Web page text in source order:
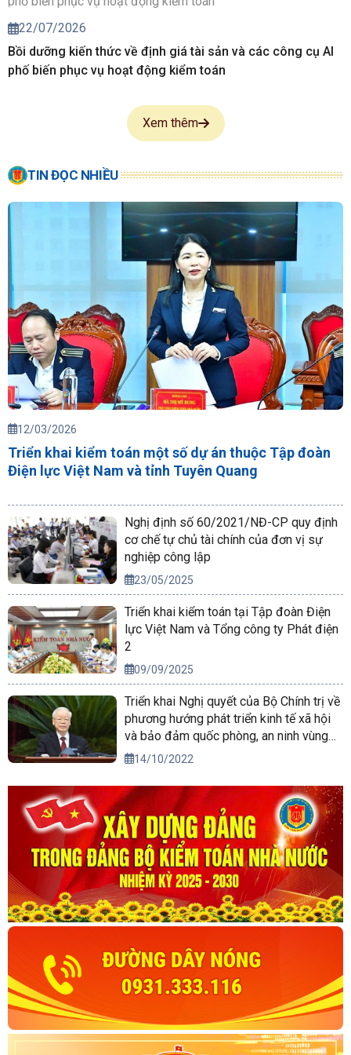
22/07/2026
Bồi dưỡng kiến thức về định giá tài sản và các công cụ AI
phố biến phục vụ hoạt động kiểm toán
Xem thêm
TIN ĐỌC NHIỀU
12/03/2026
Triển khai kiểm toán một số dự án thuộc Tập đoàn
Điện lực Việt Nam và tỉnh Tuyên Quang
Nghị định số 60/2021/NĐ-CP quy định
cơ chế tự chủ tài chính của đơn vị sự
nghiệp công lập
23/05/2025
Triển khai kiểm toán tại Tập đoàn Điện
lực Việt Nam và Tổng công ty Phát điện
2
09/09/2025
Triển khai Nghị quyết của Bộ Chính trị về
phương hướng phát triển kinh tế xã hội
và bảo đảm quốc phòng, an ninh vùng
Tây Nguyên đến năm 2030, tầm nhìn
14/10/2022